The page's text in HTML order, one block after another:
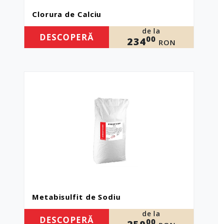
Clorura de Calciu
DESCOPERĂ
de la
23400 RON
Metabisulfit de Sodiu
DESCOPERĂ
de la
00